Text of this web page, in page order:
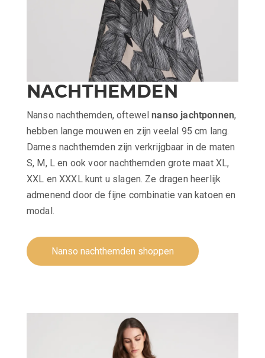
NACHTHEMDEN
Nanso nachthemden, oftewelnanso jachtponnen,
hebben lange mouwen en zijn veelal 95 cm lang.
Dames nachthemden zijn verkrijgbaar in de maten
S, M, L en ook voor nachthemden grote maat XL,
XXL en XXXL kunt u slagen. Ze dragen heerlijk
admenend door de fijne combinatie van katoen en
modal.
Nanso nachthemden shoppen